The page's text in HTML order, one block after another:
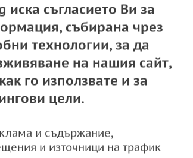
връх, платината и медта
съгласието Ви за
събирана чрез
технологии, за да
на нашия сайт,
го използвате и за
цели.
и съдържание,
и източници на трафик